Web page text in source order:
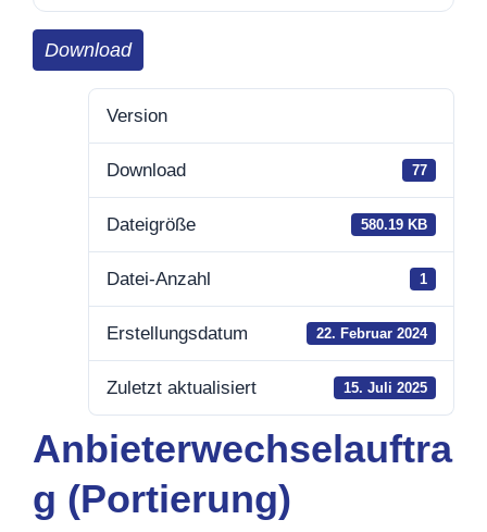
Download
Version
Download 77
Dateigröße 580.19 KB
Datei-Anzahl 1
Erstellungsdatum 22. Februar 2024
Zuletzt aktualisiert 15. Juli 2025
Anbieterwechselauftra
g (Portierung)